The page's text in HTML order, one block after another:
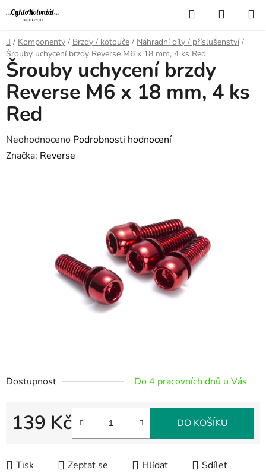
Přejít
na
obsah
Hledat
KOŠÍK
Domů
/ Komponenty / Brzdy / kotouče / Náhradní díly / příslušenství /
Šrouby uchycení brzdy Reverse M6 x 18 mm, 4 ks Red
Dostupnost Do 4 pracovních dnů u Vás
139 Kč DO KOŠÍKU
Tisk Zeptat se Hlídat Sdílet
Šrouby uchycení brzdy
Reverse M6 x 18 mm, 4 ks
Red
Průměrné
hodnocení
Neohodnoceno Podrobnosti hodnocení
Značka: Reverse